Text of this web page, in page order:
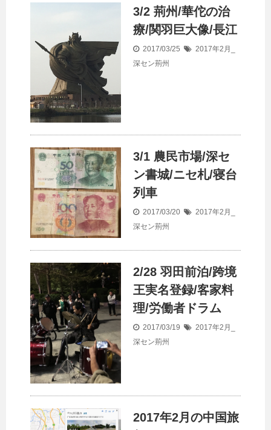
3/2 荊州/華佗の治
療/関羽巨大像/長江
2017/03/25
2017年2月_
深セン荊州
3/1 農民市場/深セ
ン書城/ニセ札/寝台
列車
2017/03/20
2017年2月_
深セン荊州
2/28 羽田前泊/跨境
王実名登録/客家料
理/労働者ドラム
2017/03/19
2017年2月_
深セン荊州
2017年2月の中国旅